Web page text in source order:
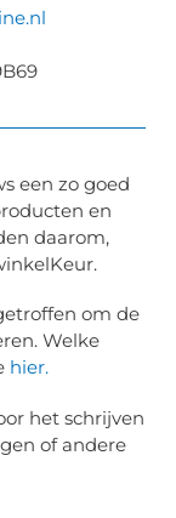
een zo goed
en
daarom,
om de
Welke
hier.
het schrijven
of andere